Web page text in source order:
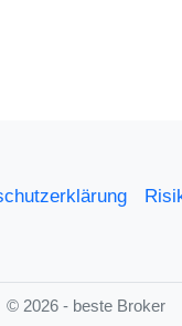
© 2026 - beste Broker